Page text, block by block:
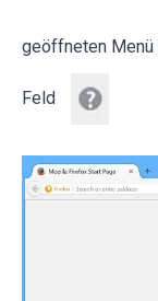
geöffneten Menü
Feld